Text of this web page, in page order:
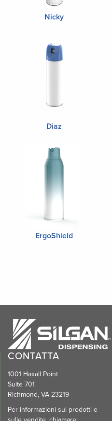
Nicky
Diaz
ErgoShield
CONTATTA
1001 Haxall Point
Suite 701
Richmond, VA 23219
Per informazioni sui prodotti e